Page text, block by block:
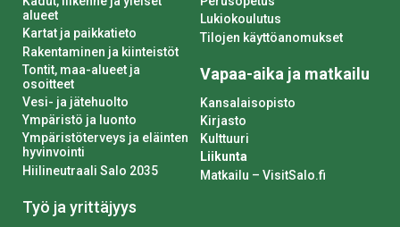
alueet
Kartat ja paikkatieto
Rakentaminen ja kiinteistöt
Tontit, maa-alueet ja
osoitteet
Vesi- ja jätehuolto
Ympäristö ja luonto
Ympäristöterveys ja eläinten
hyvinvointi
Hiilineutraali Salo 2035
Työ ja yrittäjyys
Lukiokoulutus
Tilojen käyttöanomukset
Vapaa-aika ja matkailu
Kansalaisopisto
Kirjasto
Kulttuuri
Liikunta
Matkailu – VisitSalo.fi